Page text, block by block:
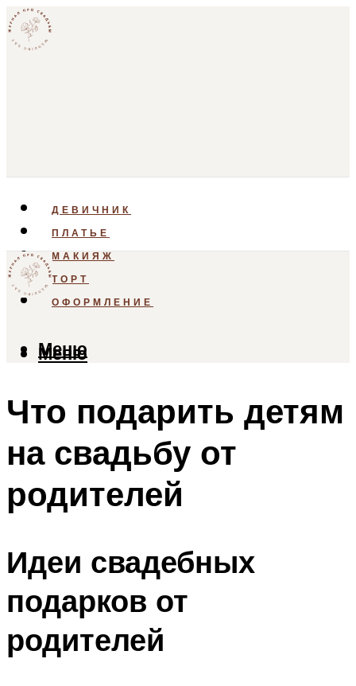
ДЕВИЧНИК
ПЛАТЬЕ
МАКИЯЖ
ТОРТ
ОФОРМЛЕНИЕ
Меню
Меню
Что подарить детям
на свадьбу от
родителей
Идеи свадебных
подарков от
родителей